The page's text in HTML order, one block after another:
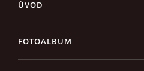
ÚVOD
FOTOALBUM